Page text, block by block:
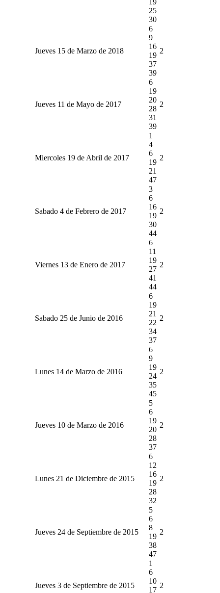
25
30
Jueves 15 de Marzo de 2018
6
9
16
19
37
39
2
Jueves 11 de Mayo de 2017
6
19
20
28
31
39
2
Miercoles 19 de Abril de 2017
1
4
6
19
21
47
2
Sabado 4 de Febrero de 2017
3
6
16
19
30
44
2
Viernes 13 de Enero de 2017
6
11
19
27
41
44
2
Sabado 25 de Junio de 2016
6
19
21
22
34
37
2
Lunes 14 de Marzo de 2016
6
9
19
24
35
45
2
Jueves 10 de Marzo de 2016
5
6
19
20
28
37
2
Lunes 21 de Diciembre de 2015
6
12
16
19
28
32
2
Jueves 24 de Septiembre de 2015
5
6
8
19
38
47
2
Jueves 3 de Septiembre de 2015
1
6
10
17
2